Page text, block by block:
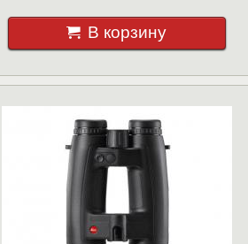
В корзину